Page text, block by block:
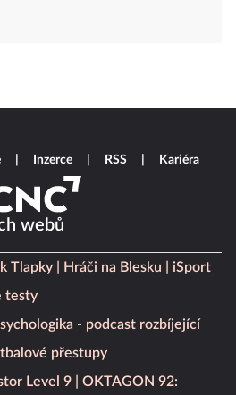
webů
Tlapky Hráči na Blesku
iSport
testy
- podcast rozbíjející
přestupy
Level 9
OKTAGON 92:
Inzerce RSS Kariéra